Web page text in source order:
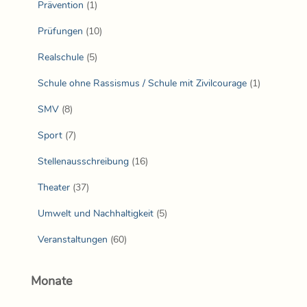
Prävention (1)
Prüfungen (10)
Realschule (5)
Schule ohne Rassismus / Schule mit Zivilcourage (1)
SMV (8)
Sport (7)
Stellenausschreibung (16)
Theater (37)
Umwelt und Nachhaltigkeit (5)
Veranstaltungen (60)
Monate